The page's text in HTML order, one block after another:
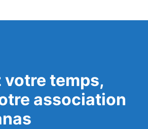
temps,
association